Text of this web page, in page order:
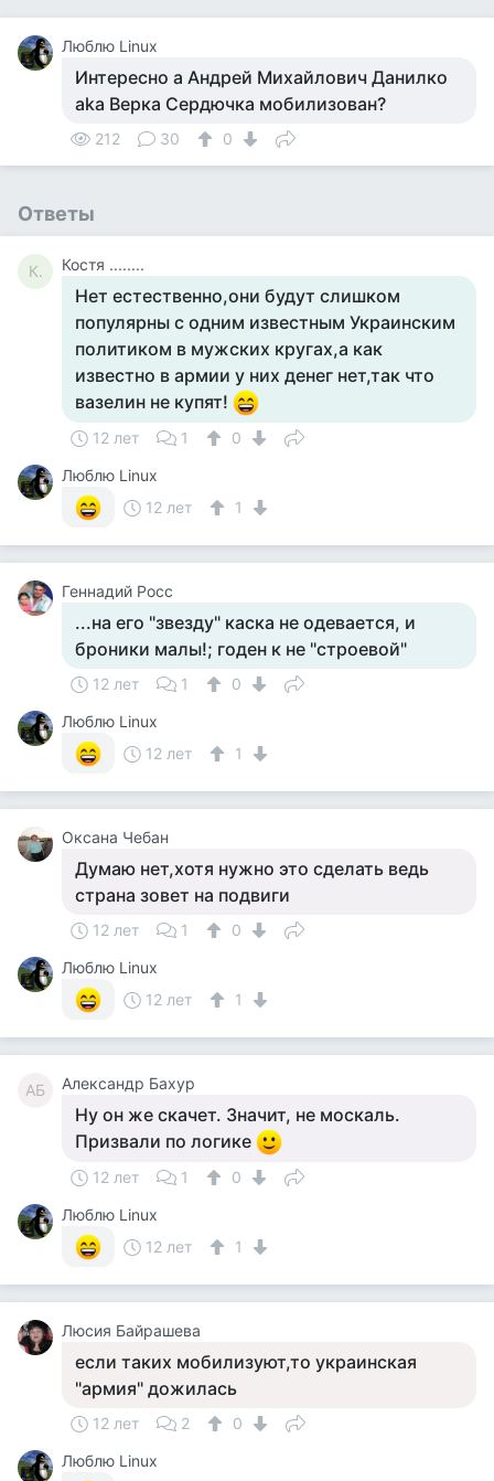
Люблю Linux
Интересно а Андрей Михайлович Данилко
aka Верка Сердючка мобилизован?
212 30 0
Ответы
К. Костя ........
Нет естественно,они будут слишком
популярны с одним известным Украинским
политиком в мужских кругах,а как
известно в армии у них денег нет,так что
вазелин не купят!
12 лет 1
0
Люблю Linux
12 лет
1
Геннадий Росс
...на его "звезду" каска не одевается, и
броники малы!; годен к не "строевой"
12 лет 1
0
Люблю Linux
12 лет
1
Оксана Чебан
Думаю нет,хотя нужно это сделать ведь
страна зовет на подвиги
12 лет 1
0
Люблю Linux
12 лет
1
АБ Александр Бахур
Ну он же скачет. Значит, не москаль.
Призвали по логике
12 лет 1
0
Люблю Linux
12 лет
1
Люсия Байрашева
если таких мобилизуют,то украинская
"армия" дожилась
12 лет 2
0
Люблю Linux